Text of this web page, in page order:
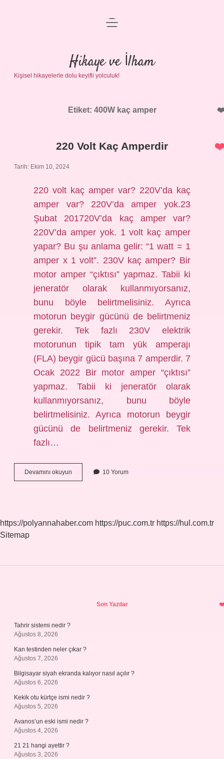
Anasayfa
Gizlilik Politikası
Yasal Uyarı
menüyü
Hikaye ve İlham
Kişisel hikayelerle dolu keyifli yolculuk!
Etiket: 400W kaç amper
220 Volt Kaç Amperdir
Tarih: Ekim 10, 2024
220 volt kaç amper var? 220V’da kaç
amper var? 220V’da amper yok.23
Şubat 201720V’da kaç amper var?
220V’da amper yok. 1 volt kaç amper
yapar? Bu şu anlama gelir: “1 watt = 1
amper x 1 volt”. 230V kaç amper? Bir
motor amper “çıktısı” yapmaz. Tabii ki
jeneratör olarak kullanmıyorsanız,
bunu böyle belirtmelisiniz. Ayrıca
motorun beygir gücünü de belirtmeniz
gerekir. Tek fazlı 230V elektrik
motorunun tipik tam yük amperajı
(FLA) beygir gücü başına 7 amperdir. 7
Ocak 2022 Bir motor amper “çıktısı”
yapmaz. Tabii ki jeneratör olarak
kullanmıyorsanız, bunu böyle
belirtmelisiniz. Ayrıca motorun beygir
gücünü de belirtmeniz gerekir. Tek
fazlı…
Devamını okuyun
Volt
10 Yorum
https://polyannahaber.com https://puc.com.tr https://hul.com.tr
Sitemap
Son Yazılar
Tahrir sistemi nedir ?
Ağustos 8, 2026
Kan testinden neler çıkar ?
Ağustos 7, 2026
Bilgisayar siyah ekranda kalıyor nasıl açılır ?
Ağustos 6, 2026
Kekik otu kürtçe ismi nedir ?
Ağustos 5, 2026
Avanos’un eski ismi nedir ?
Ağustos 4, 2026
21 21 hangi ayettir ?
Ağustos 3, 2026